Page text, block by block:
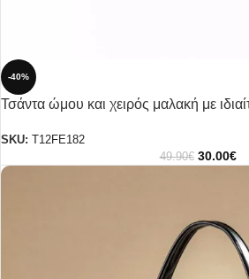
-40%
Τσάντα ώμου και χειρός μαλακή με
SKU:
T12FE182
49.90€ 30.00€